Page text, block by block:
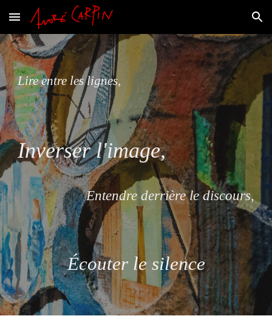
Skip to main content Skip to navigation
Lire entre les lignes,
Inverser l'image,
Entendre derrière le discours,
Écouter le silence